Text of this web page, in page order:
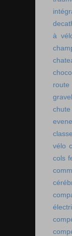
à
route
gravel
vélo
cols